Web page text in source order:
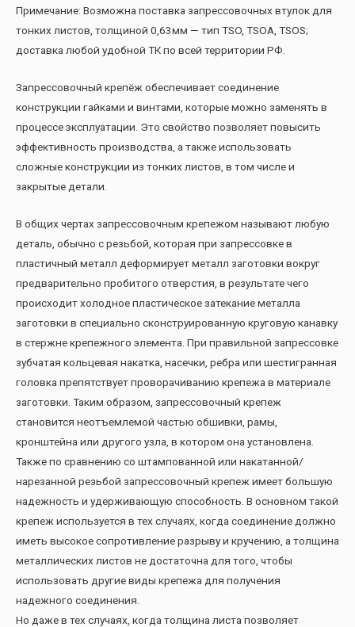
Примечание: Возможна поставка запрессовочных втулок для
тонких листов, толщиной 0,63мм — тип TSO, TSOA, TSOS;
доставка любой удобной ТК по всей территории РФ.
Запрессовочный крепёж обеспечивает соединение
конструкции гайками и винтами, которые можно заменять в
процессе эксплуатации. Это свойство позволяет повысить
эффективность производства, а также использовать
сложные конструкции из тонких листов, в том числе и
закрытые детали.
В общих чертах запрессовочным крепежом называют любую
деталь, обычно с резьбой, которая при запрессовке в
пластичный металл деформирует металл заготовки вокруг
предварительно пробитого отверстия, в результате чего
происходит холодное пластическое затекание металла
заготовки в специально сконструированную круговую канавку
в стержне крепежного элемента. При правильной запрессовке
зубчатая кольцевая накатка, насечки, ребра или шестигранная
головка препятствует проворачиванию крепежа в материале
заготовки. Таким образом, запрессовочный крепеж
становится неотъемлемой частью обшивки, рамы,
кронштейна или другого узла, в котором она установлена.
Также по сравнению со штампованной или накатанной/
нарезанной резьбой запрессовочный крепеж имеет большую
надежность и удерживающую способность. В основном такой
крепеж используется в тех случаях, когда соединение должно
иметь высокое сопротивление разрыву и кручению, а толщина
металлических листов не достаточна для того, чтобы
использовать другие виды крепежа для получения
надежного соединения.
Но даже в тех случаях, когда толщина листа позволяет